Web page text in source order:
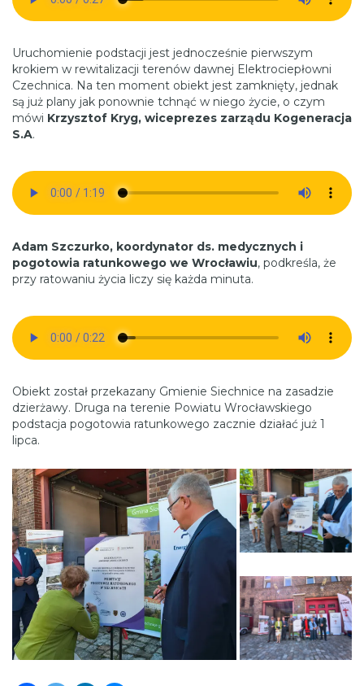
Uruchomienie podstacji jest jednocześnie pierwszym
krokiem w rewitalizacji terenów dawnej Elektrociepłowni
Czechnica. Na ten moment obiekt jest zamknięty, jednak
są już plany jak ponownie tchnąć w niego życie, o czym
mówi Krzysztof Kryg, wiceprezes zarządu Kogeneracja
S.A.
Adam Szczurko, koordynator ds. medycznych i
pogotowia ratunkowego we Wrocławiu, podkreśla, że
przy ratowaniu życia liczy się każda minuta.
Obiekt został przekazany Gmienie Siechnice na zasadzie
dzierżawy. Druga na terenie Powiatu Wrocławskiego
podstacja pogotowia ratunkowego zacznie działać już 1
lipca.